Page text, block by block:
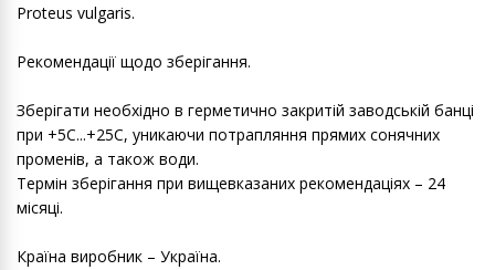
Proteus vulgaris.
Рекомендації щодо зберігання.
Зберігати необхідно в герметично закритій заводській банці
при +5С...+25С, уникаючи потрапляння прямих сонячних
променів, а також води.
Термін зберігання при вищевказаних рекомендаціях – 24
місяці.
Країна виробник – Україна.